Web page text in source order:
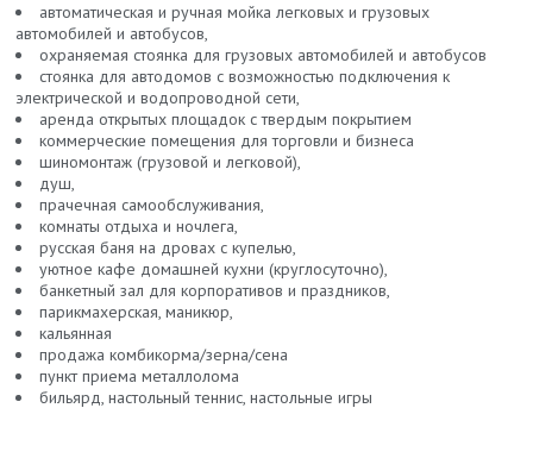
автоматическая и ручная мойка легковых и грузовых
автомобилей и автобусов,
охраняемая стоянка для грузовых автомобилей и автобусов
стоянка для автодомов с возможностью подключения к
электрической и водопроводной сети,
аренда открытых площадок с твердым покрытием
коммерческие помещения для торговли и бизнеса
шиномонтаж (грузовой и легковой),
душ,
прачечная самообслуживания,
комнаты отдыха и ночлега,
русская баня на дровах с купелью,
уютное кафе домашней кухни (круглосуточно),
банкетный зал для корпоративов и праздников,
парикмахерская, маникюр,
кальянная
продажа комбикорма/зерна/сена
пункт приема металлолома
бильярд, настольный теннис, настольные игры